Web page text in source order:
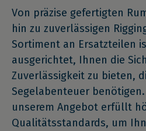
Von präzise gefertigten
hin zu zuverlässigen
Sortiment an Ersatzteilen
ausgerichtet, Ihnen die
Zuverlässigkeit zu bieten,
Segelabenteuer
unserem Angebot erfüllt
Qualitätsstandards, um